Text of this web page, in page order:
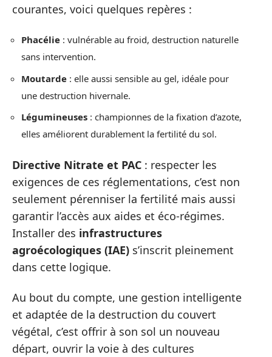
courantes, voici quelques repères :
Phacélie : vulnérable au froid, destruction naturelle
sans intervention.
Moutarde : elle aussi sensible au gel, idéale pour
une destruction hivernale.
Légumineuses : championnes de la fixation d’azote,
elles améliorent durablement la fertilité du sol.
Directive Nitrate et PAC : respecter les
exigences de ces réglementations, c’est non
seulement pérenniser la fertilité mais aussi
garantir l’accès aux aides et éco-régimes.
Installer des infrastructures
agroécologiques (IAE) s’inscrit pleinement
dans cette logique.
Au bout du compte, une gestion intelligente
et adaptée de la destruction du couvert
végétal, c’est offrir à son sol un nouveau
départ, ouvrir la voie à des cultures